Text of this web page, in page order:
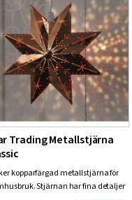
Trading Metallstjärna
kopparfärgad metallstjärna för
Stjärnan har fina detaljer